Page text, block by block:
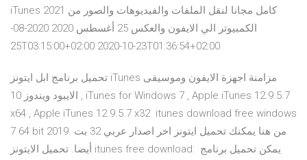
iTunes 2021 كامل مجانا لنقل الملفات والفيديوهات والصور من
الكمبيوتر الي الايفون والعكس 25 أغسطس 2020 2020-08-
25T03:15:00+02:00 2020-10-23T01:36:54+02:00
تحميل برنامج ابل ايتونز iTunes مزامنة اجهزة الايفون وموسيقى
الايبود ويندوز 10 , iTunes for Windows 7 , Apple iTunes 12.9.5.7
x64 , Apple iTunes 12.9.5.7 x32 itunes download free windows
7 64 bit 2019. من هنا يمكنك تحميل ايتونز اخر اصدار عربي 32 بت
أيضا. تحميل الايتونز itunes free download: يمكن تحميل برنامج